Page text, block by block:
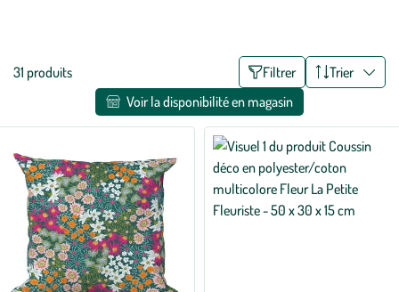
Liste
appliqués
31 produits Filtrer
Trier
Voir la disponibilité en magasin